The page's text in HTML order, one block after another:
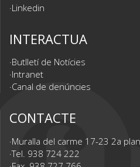
Linkedin
INTERACTUA
Butlletí de Notícies
Intranet
Canal de denúncies
CONTACTE
Muralla del carme 17-23 2a
Tel. 938 724 222